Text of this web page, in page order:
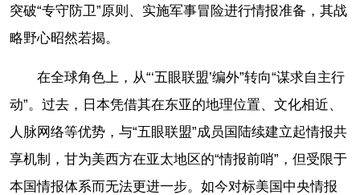
突破“专守防卫”原则、实施军事冒险进行情报准备，其战
略野心昭然若揭。
在全球角色上，从“‘五眼联盟’编外”转向“谋求自主行
动”。过去，日本凭借其在东亚的地理位置、文化相近、
人脉网络等优势，与“五眼联盟”成员国陆续建立起情报共
享机制，甘为美西方在亚太地区的“情报前哨”，但受限于
本国情报体系而无法更进一步。如今对标美国中央情报